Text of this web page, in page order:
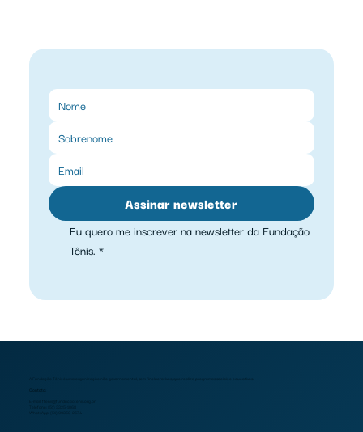
Assinar newsletter
Eu quero me inscrever na newsletter da Fundação
Tênis. *
A Fundação Tênis é uma organização não governamental, sem fins lucrativos, que realiza programas sociais e educativos.
Contato:
ftenis@fundacaotenis.org.br
Telefone: (51) 3325-1068
WhatsApp: (51) 99358-2674